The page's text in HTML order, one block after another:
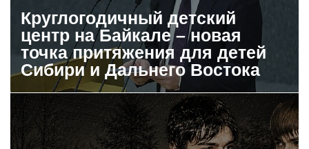
Круглогодичный детский
центр на Байкале – новая
точка притяжения для детей
Сибири и Дальнего Востока